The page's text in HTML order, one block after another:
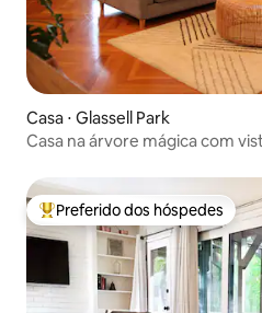
Casa ⋅ Glassell Park
Casa na árvore mágica com
Entre os melhores preferidos
Preferido dos hóspedes